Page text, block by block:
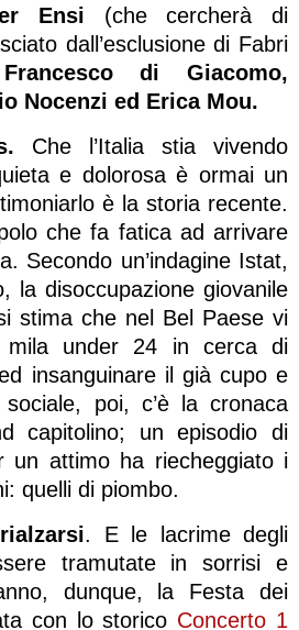
Ensi (che cercherà di
dall’esclusione di Fabri
di Giacomo,
Nocenzi ed Erica Mou.
Che l’Italia stia vivendo
e dolorosa è ormai un
è la storia recente.
che fa fatica ad arrivare
Secondo un’indagine Istat,
la disoccupazione giovanile
stima che nel Bel Paese vi
under 24 in cerca di
insanguinare il già cupo e
poi, c’è la cronaca
capitolino; un episodio di
un attimo ha riecheggiato i
quelli di piombo.
. E le lacrime degli
tramutate in sorrisi e
dunque, la Festa dei
con lo storico Concerto 1